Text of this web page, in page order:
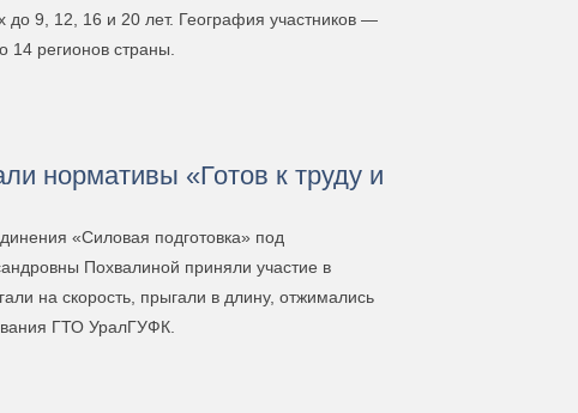
до 9, 12, 16 и 20 лет. География участников —
14 регионов страны.
нормативы «Готов к труду и
«Силовая подготовка» под
Похвалиной приняли участие в
на скорость, прыгали в длину, отжимались
ГТО УралГУФК.